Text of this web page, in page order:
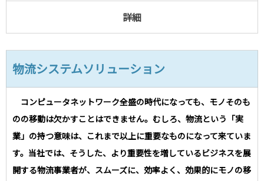
詳細
物流システムソリューション
コンピュータネットワーク全盛の時代になっても、モノそのも
のの移動は欠かすことはできません。むしろ、物流という「実
業」の持つ意味は、これまで以上に重要なものになって来ていま
す。当社では、そうした、より重要性を増しているビジネスを展
開する物流事業者が、スムーズに、効率よく、効果的にモノの移